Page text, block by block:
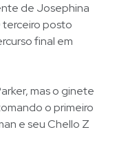
de Josephina
posto
final em
mas o ginete
o primeiro
e seu Chello Z